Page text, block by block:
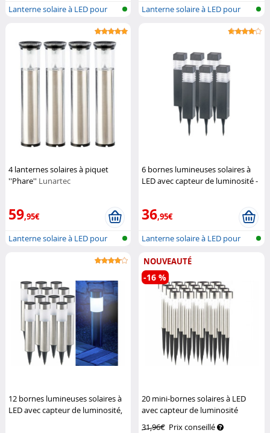
Lanterne solaire à LED pour
Lanterne solaire à LED pour
4 lanternes solaires à piquet
''Phare'' Lunartec
59,95€
Lanterne solaire à LED pour
6 bornes lumineuses solaires à
LED avec capteur de luminosité -
36,95€
Lanterne solaire à LED pour
12 bornes lumineuses solaires à
LED avec capteur de luminosité,
NOUVEAUTÉ
20 mini-bornes solaires à LED
avec capteur de luminosité
31,96€ Prix conseillé
-16 %